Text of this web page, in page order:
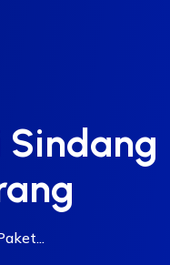
Sindang